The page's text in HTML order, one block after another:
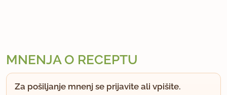
MNENJA O RECEPTU
Za pošiljanje mnenj se prijavite ali vpišite.